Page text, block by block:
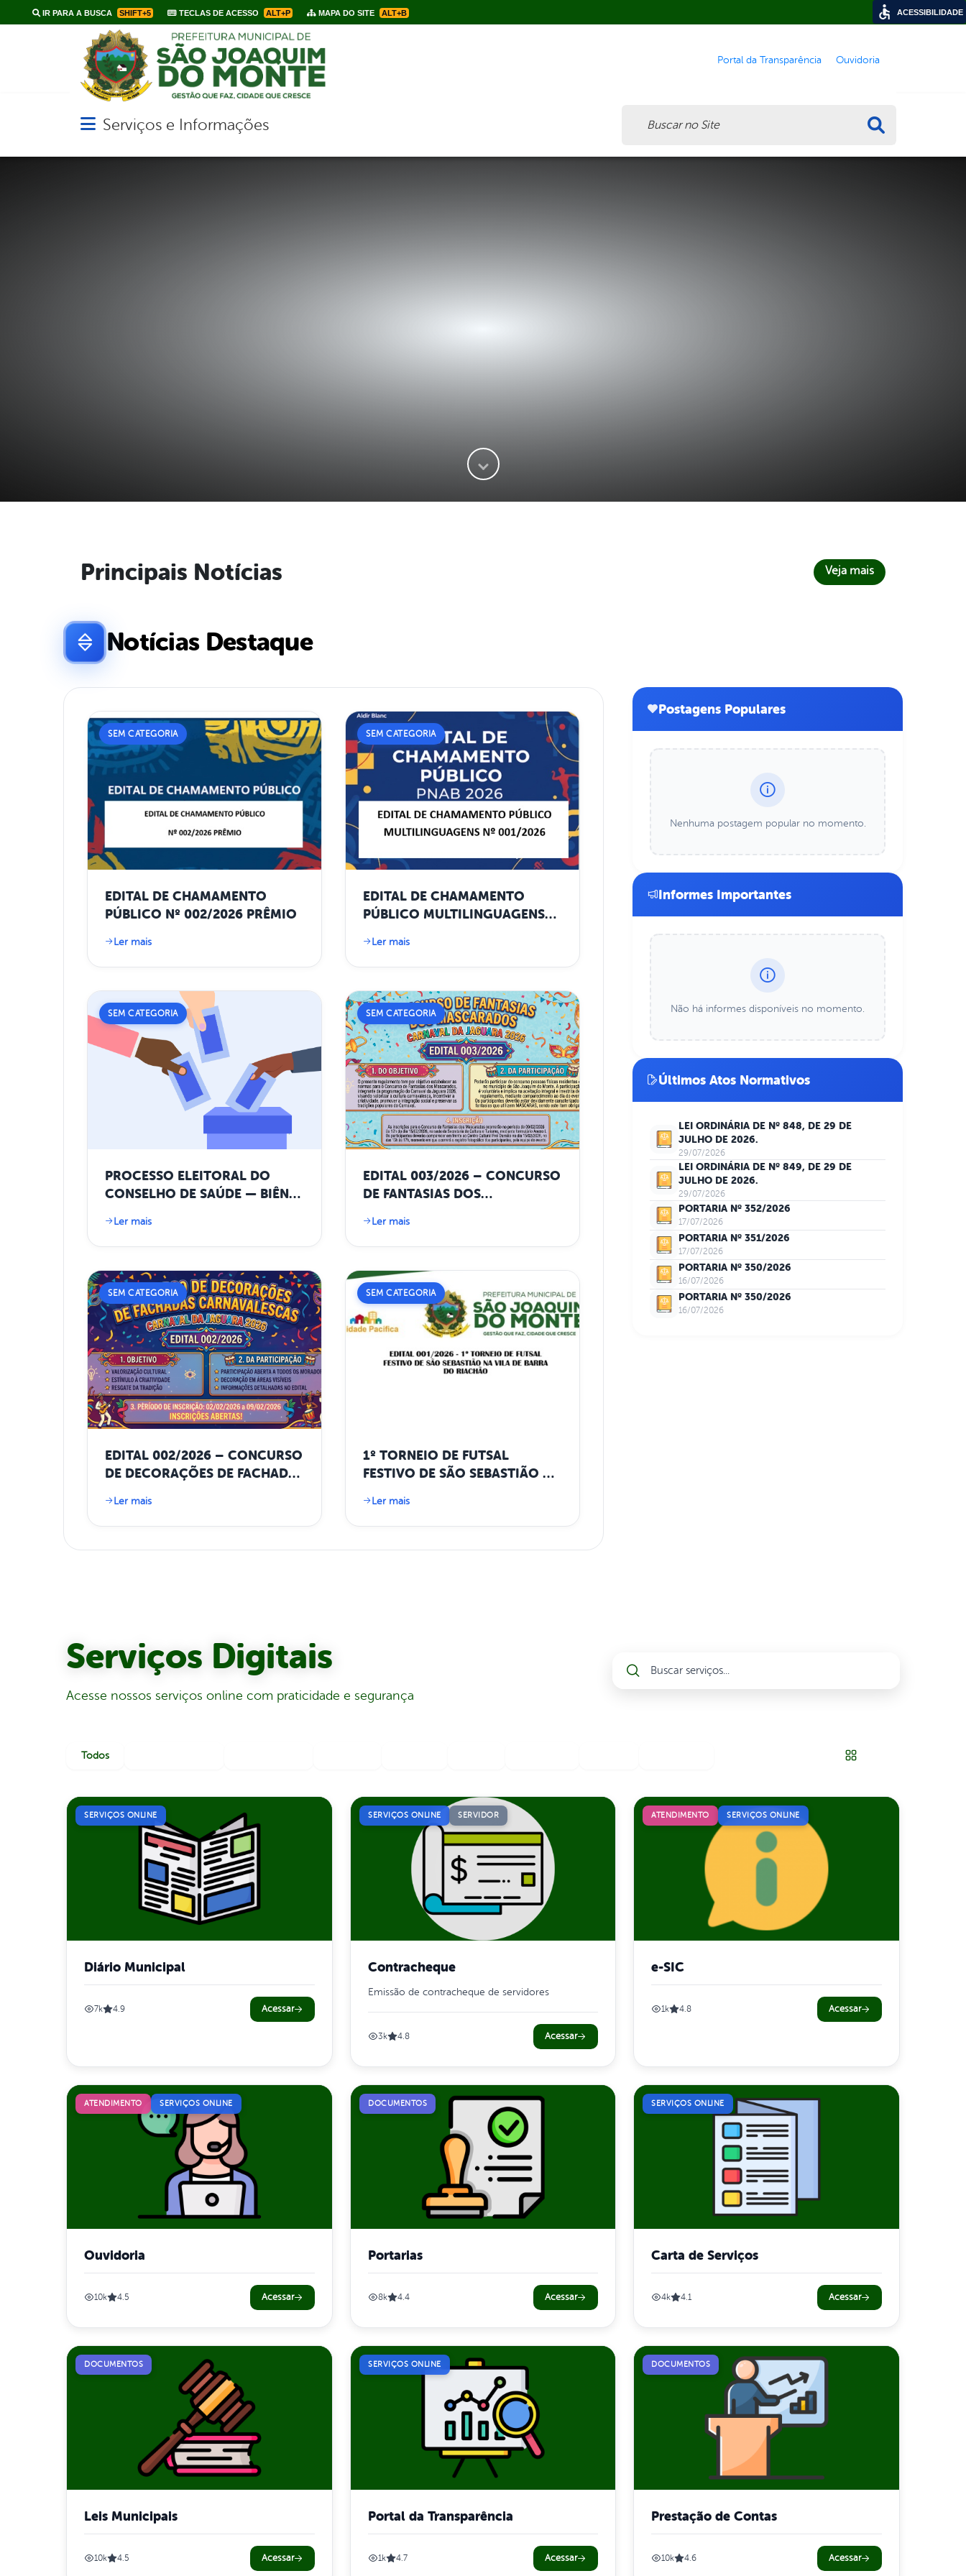
IR PARA A BUSCA SHIFT+5 TECLAS DE ACESSO ALT+P MAPA DO SITE ALT+B
Portal da Transparência Ouvidoria
Abrir menu principal de navegação
Serviços e Informações
Principais Notícias Veja mais
Notícias Destaque
SEM CATEGORIA
EDITAL DE CHAMAMENTO
PÚBLICO Nº 002/2026 PRÊMIO
Ler mais
SEM CATEGORIA
EDITAL DE CHAMAMENTO
PÚBLICO MULTILINGUAGENS
Ler mais
SEM CATEGORIA
PROCESSO ELEITORAL DO
CONSELHO DE SAÚDE — BIÊNIO
Ler mais
SEM CATEGORIA
EDITAL 003/2026 – CONCURSO
DE FANTASIAS DOS
Ler mais
SEM CATEGORIA
EDITAL 002/2026 – CONCURSO
DE DECORAÇÕES DE FACHADAS
Ler mais
SEM CATEGORIA
1º TORNEIO DE FUTSAL
FESTIVO DE SÃO SEBASTIÃO NA
Ler mais
Postagens Populares
Nenhuma postagem popular no momento.
Informes Importantes
Não há informes disponíveis no momento.
Últimos Atos Normativos
LEI ORDINÁRIA DE Nº 848, DE 29 DE
JULHO DE 2026.
29/07/2026
LEI ORDINÁRIA DE Nº 849, DE 29 DE
JULHO DE 2026.
29/07/2026
PORTARIA Nº 352/2026
17/07/2026
PORTARIA Nº 351/2026
17/07/2026
PORTARIA Nº 350/2026
16/07/2026
PORTARIA Nº 350/2026
16/07/2026
Serviços Digitais
Acesse nossos serviços online com praticidade e segurança
Todos
SERVIÇOS ONLINE
Diário Municipal
7k 4.9 Acessar
SERVIÇOS ONLINE SERVIDOR
Contracheque
Emissão de contracheque de servidores
3k 4.8 Acessar
ATENDIMENTO SERVIÇOS ONLINE
e-SIC
1k 4.8 Acessar
ATENDIMENTO SERVIÇOS ONLINE
Ouvidoria
10k 4.5 Acessar
DOCUMENTOS
Portarias
8k 4.4 Acessar
SERVIÇOS ONLINE
Carta de Serviços
4k 4.1 Acessar
DOCUMENTOS
Leis Municipais
10k 4.5 Acessar
SERVIÇOS ONLINE
Portal da Transparência
1k 4.7 Acessar
DOCUMENTOS
Prestação de Contas
10k 4.6 Acessar
ACESSIBILIDADE